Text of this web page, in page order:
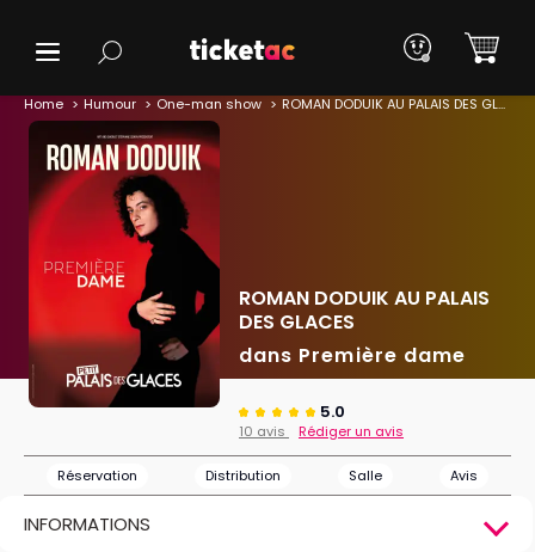
Home Humour One-man show ROMAN DODUIK AU PALAIS DES GLACES
ROMAN DODUIK AU PALAIS
DES GLACES
dans Première dame
5.0
10 avis Rédiger un avis
Réservation Distribution Salle Avis
INFORMATIONS